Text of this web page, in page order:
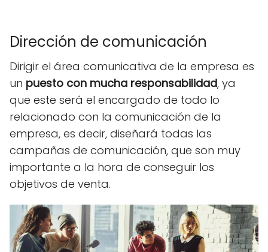
Dirección de comunicación
Dirigir el área comunicativa de la empresa es
un puesto con mucha responsabilidad, ya
que este será el encargado de todo lo
relacionado con la comunicación de la
empresa, es decir, diseñará todas las
campañas de comunicación, que son muy
importante a la hora de conseguir los
objetivos de venta.